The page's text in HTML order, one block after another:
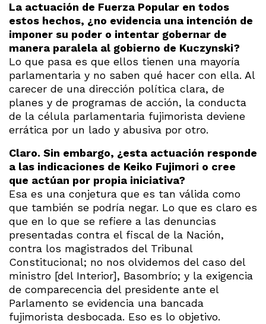
La actuación de Fuerza Popular en todos
estos hechos, ¿no evidencia una intención de
imponer su poder o intentar gobernar de
manera paralela al gobierno de Kuczynski?
Lo que pasa es que ellos tienen una mayoría
parlamentaria y no saben qué hacer con ella. Al
carecer de una dirección política clara, de
planes y de programas de acción, la conducta
de la célula parlamentaria fujimorista deviene
errática por un lado y abusiva por otro.
Claro. Sin embargo, ¿esta actuación responde
a las indicaciones de Keiko Fujimori o cree
que actúan por propia iniciativa?
Esa es una conjetura que es tan válida como
que también se podría negar. Lo que es claro es
que en lo que se refiere a las denuncias
presentadas contra el fiscal de la Nación,
contra los magistrados del Tribunal
Constitucional; no nos olvidemos del caso del
ministro [del Interior], Basombrío; y la exigencia
de comparecencia del presidente ante el
Parlamento se evidencia una bancada
fujimorista desbocada. Eso es lo objetivo.